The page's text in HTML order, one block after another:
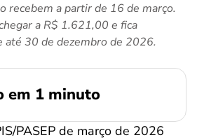
recebem a partir de 16 de março.
a R$ 1.621,00 e fica
até 30 de dezembro de 2026.
em 1 minuto
PASEP de março de 2026